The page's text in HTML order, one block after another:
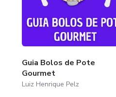
Guia Bolos de Pote
Gourmet
Luiz Henrique Pelz